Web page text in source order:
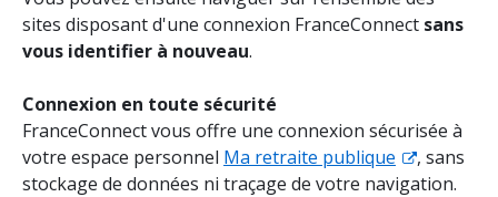
sites disposant d'une connexion FranceConnect sans
vous identifier à nouveau.
Connexion en toute sécurité
FranceConnect vous offre une connexion sécurisée à
votre espace personnel Ma retraite publique
, sans
stockage de données ni traçage de votre navigation.